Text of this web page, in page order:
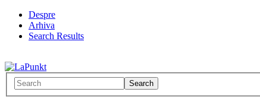
Despre
Arhiva
Search Results